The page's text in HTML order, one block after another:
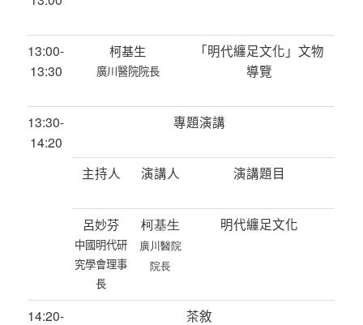
13:00-
13:30
柯基生
廣川醫院院長
「明代纏足文化」文物
導覽
13:30-
14:20
專題演講
主持人 演講人 演講題目
呂妙芬
中國明代研
究學會理事
長
柯基生
廣川醫院
院長
明代纏足文化
14:20-
茶敘